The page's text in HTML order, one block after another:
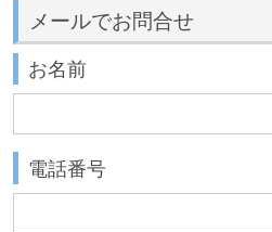
メールでお問合せ
お名前
電話番号